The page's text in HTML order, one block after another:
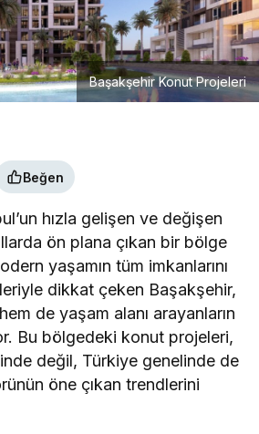
Başakşehir Konut Projeleri
Beğen
hızla gelişen ve değişen
ön plana çıkan bir bölge
yaşamın tüm imkanlarını
dikkat çeken Başakşehir,
hem de yaşam alanı arayanların
Bu bölgedeki konut projeleri,
değil, Türkiye genelinde de
öne çıkan trendlerini